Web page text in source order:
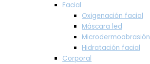
Facial
Oxigenación facial
Máscara led
Microdermoabrasión
Hidratación facial
Corporal